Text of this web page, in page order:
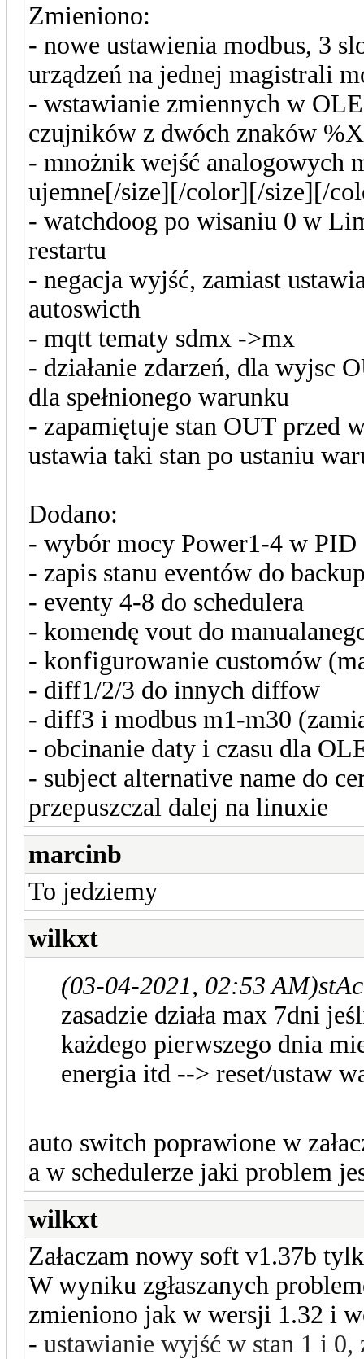
Zmieniono:
- nowe ustawienia modbus, 3
urządzeń na jednej magistrali
- wstawianie zmiennych w
czujników z dwóch znaków
- mnożnik wejść analogowych
ujemne[/size][/color][/size][/
- watchdoog po wisaniu 0 w
restartu
- negacja wyjść, zamiast
autoswicth
- mqtt tematy sdmx ->mx
- działanie zdarzeń, dla wyjsc
dla spełnionego warunku
- zapamiętuje stan OUT przed
ustawia taki stan po ustaniu
Dodano:
- wybór mocy Power1-4 w PID
- zapis stanu eventów do
- eventy 4-8 do schedulera
- komendę vout do
- konfigurowanie customów
- diff1/2/3 do innych diffow
- diff3 i modbus m1-m30
- obcinanie daty i czasu dla
- subject alternative name do
przepuszczal dalej na linuxie
marcinb
To jedziemy
wilkxt
(03-04-2021, 02:53 AM)
zasadzie działa max 7dni
każdego pierwszego dnia
energia itd --> reset/ustaw
auto switch poprawione w
a w schedulerze jaki problem
wilkxt
Załaczam nowy soft v1.37b
W wyniku zgłaszanych
zmieniono jak w wersji 1.32 i
- ustawianie wyjść w stan 1 i